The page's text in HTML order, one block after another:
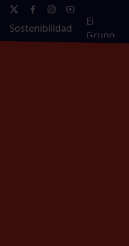
Sostenibilidad
El
Grupo